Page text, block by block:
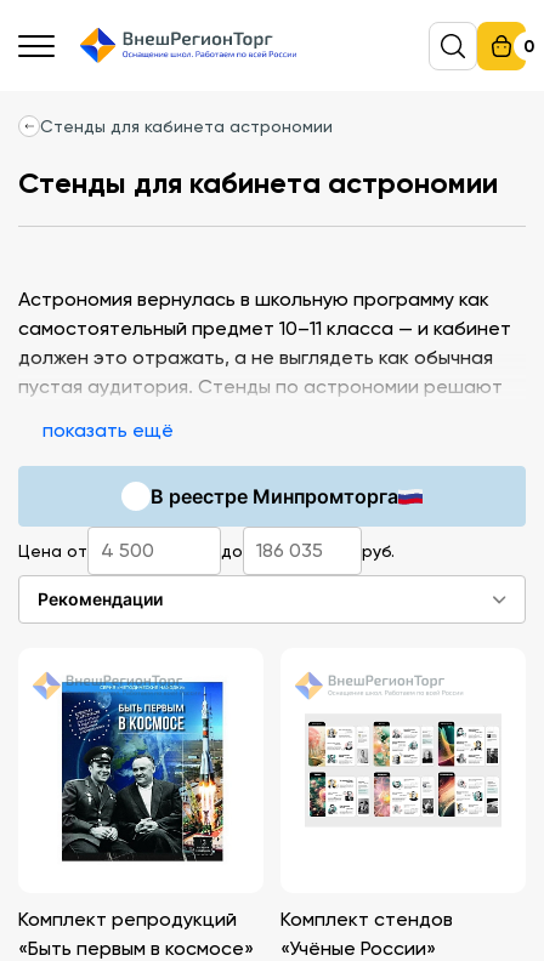
0
Стенды для кабинета астрономии
Стенды для кабинета астрономии
Астрономия вернулась в школьную программу как
самостоятельный предмет 10–11 класса — и кабинет
должен это отражать, а не выглядеть как обычная
пустая аудитория. Стенды по астрономии решают
неба или модель Солнечной системы каждый раз,
когда входит в класс, и это работает как постоянное
фоновое обучение. На странице собраны стенды для
разных тем программы — как часть более широкого
оснащения кабинета астрономии
, которое можно
докупить в дополнение к стендам.
показать ещё
В реестре Минпромторга
Цена от до руб.
Рекомендации
Комплект репродукций
«Быть первым в космосе»
Комплект стендов
«Учёные России»